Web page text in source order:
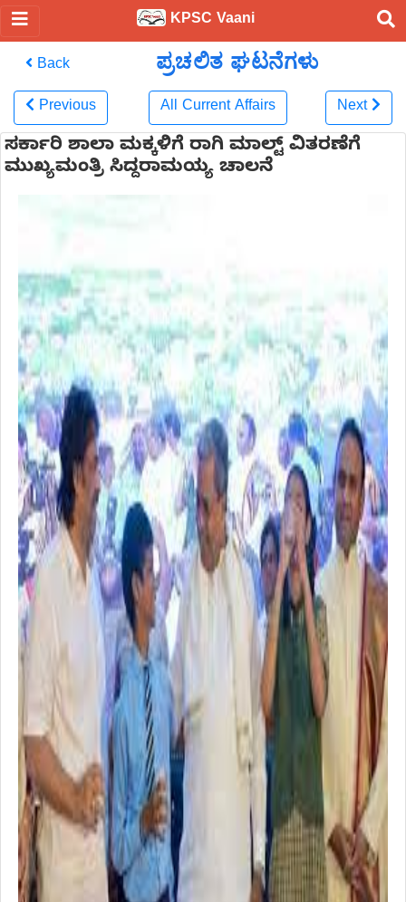
KPSC Vaani
Back ಪ್ರಚಲಿತ ಘಟನೆಗಳು
Previous All Current Affairs Next
ಸರ್ಕಾರಿ ಶಾಲಾ ಮಕ್ಕಳಿಗೆ ರಾಗಿ ಮಾಲ್ಟ್ ವಿತರಣೆಗೆ
ಮುಖ್ಯಮಂತ್ರಿ ಸಿದ್ದರಾಮಯ್ಯ ಚಾಲನೆ